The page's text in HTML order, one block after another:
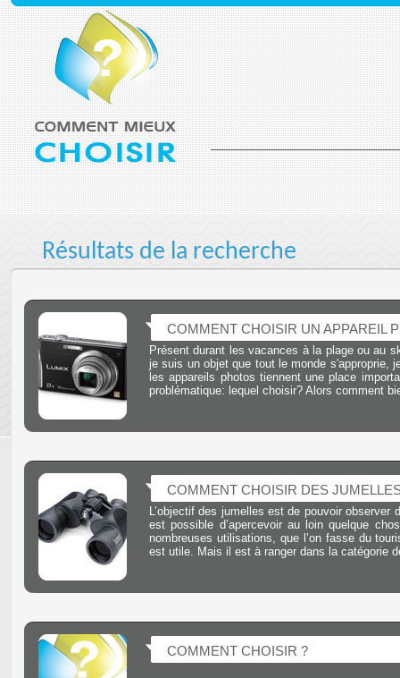
Résultats de la recherche
COMMENT CHOISIR UN APPAREIL
Présent durant les vacances à la plage ou au
je suis un objet que tout le monde s'approprie,
les appareils photos tiennent une place
problématique: lequel choisir? Alors comment
COMMENT CHOISIR DES
L’objectif des jumelles est de pouvoir
est possible d’apercevoir au loin quelque
nombreuses utilisations, que l’on fasse du
est utile. Mais il est à ranger dans la catégorie
COMMENT CHOISIR ?